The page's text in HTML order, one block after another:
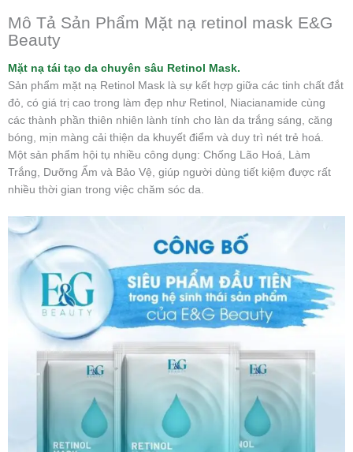
Mô Tả Sản Phẩm Mặt nạ retinol mask E&G
Beauty
Mặt nạ tái tạo da chuyên sâu Retinol Mask.
Sản phẩm mặt nạ Retinol Mask là sự kết hợp giữa các tinh chất đắt
đỏ, có giá trị cao trong làm đẹp như Retinol, Niacianamide cùng
các thành phần thiên nhiên lành tính cho làn da trắng sáng, căng
bóng, mịn màng cải thiện da khuyết điểm và duy trì nét trẻ hoá.
Một sản phẩm hội tụ nhiều công dụng: Chống Lão Hoá, Làm
Trắng, Dưỡng Ẩm và Bảo Vệ, giúp người dùng tiết kiệm được rất
nhiều thời gian trong việc chăm sóc da.